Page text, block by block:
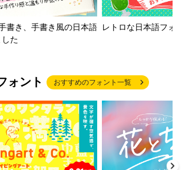
書き、手書き風の日本語
た
レトロな日本語フォ
ォント おすすめのフォント一覧